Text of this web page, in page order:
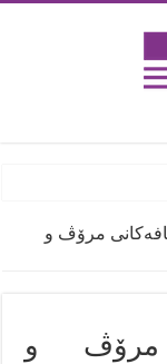
مرۆڤ و
مرۆڤ و